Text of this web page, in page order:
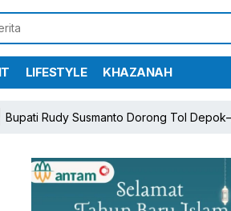
LIFESTYLE KHAZANAH
Susmanto Dorong Tol Depok–Antasari